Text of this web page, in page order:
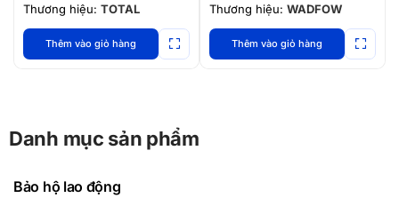
Thương hiệu: TOTAL
Thêm vào giỏ hàng
Thương hiệu: WADFOW
Thêm vào giỏ hàng
Danh mục sản phẩm
Bảo hộ lao động